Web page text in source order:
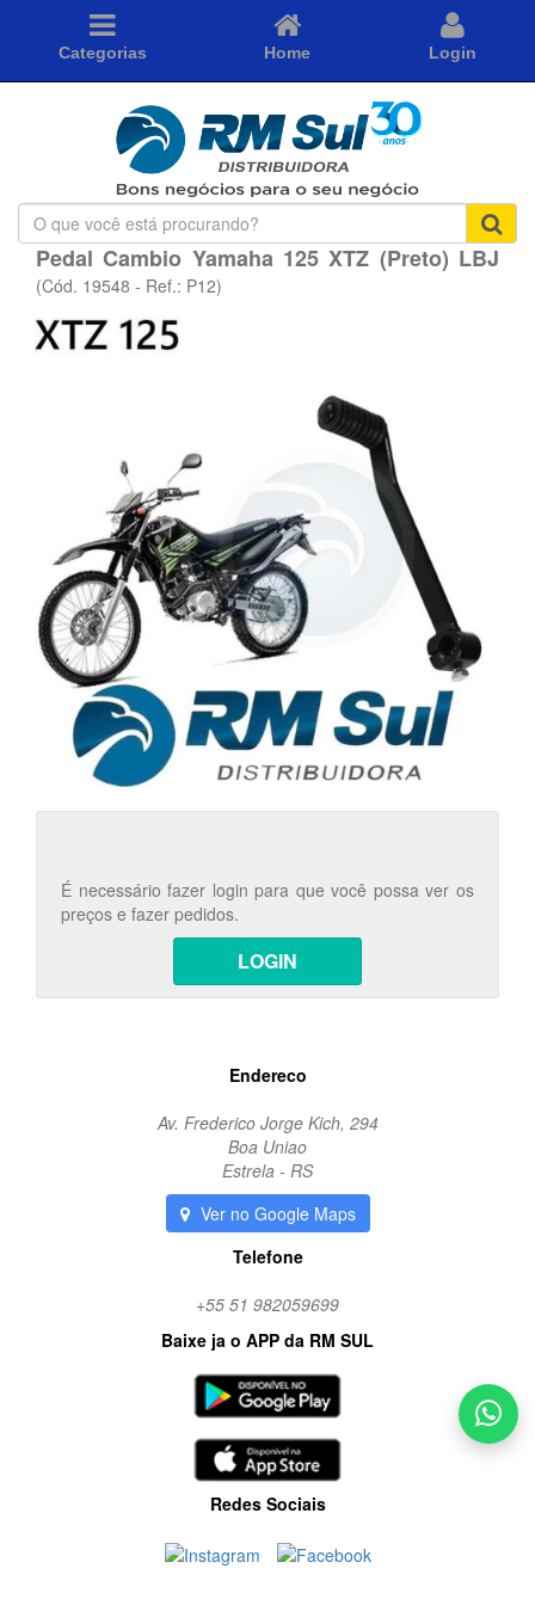
Categorias Home Login
O
que
você
está
Pedal Cambio Yamaha 125 XTZ (Preto) LBJ
(Cód. 19548 - Ref.: P12)
É necessário fazer login para que você possa ver os
preços e fazer pedidos.
LOGIN
Endereco
Av. Frederico Jorge Kich, 294
Boa Uniao
Estrela - RS
Ver no Google Maps
Telefone
+55 51 982059699
Baixe ja o APP da RM SUL
Redes Sociais